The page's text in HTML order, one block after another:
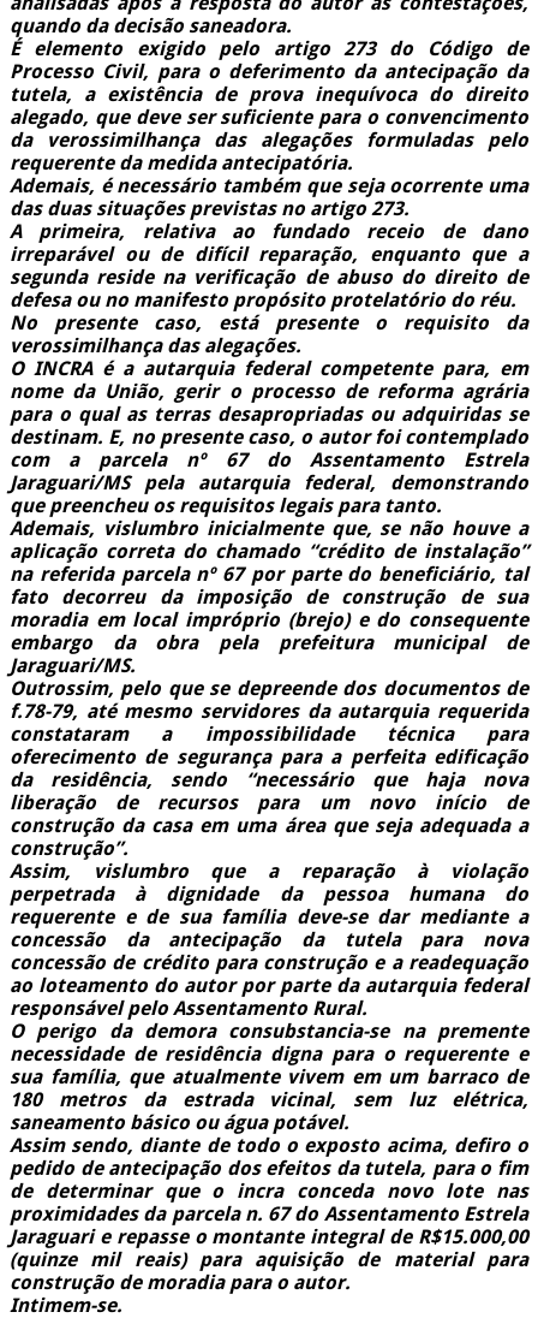
quando da decisão saneadora.
É elemento exigido pelo artigo 273 do Código de
Processo Civil, para o deferimento da antecipação da
tutela, a existência de prova inequívoca do direito
alegado, que deve ser suficiente para o convencimento
da verossimilhança das alegações formuladas pelo
requerente da medida antecipatória.
Ademais, é necessário também que seja ocorrente uma
das duas situações previstas no artigo 273.
A primeira, relativa ao fundado receio de dano
irreparável ou de difícil reparação, enquanto que a
segunda reside na verificação de abuso do direito de
defesa ou no manifesto propósito protelatório do réu.
No presente caso, está presente o requisito da
verossimilhança das alegações.
O INCRA é a autarquia federal competente para, em
nome da União, gerir o processo de reforma agrária
para o qual as terras desapropriadas ou adquiridas se
destinam. E, no presente caso, o autor foi contemplado
com a parcela nº 67 do Assentamento Estrela
Jaraguari/MS pela autarquia federal, demonstrando
que preencheu os requisitos legais para tanto.
Ademais, vislumbro inicialmente que, se não houve a
aplicação correta do chamado “crédito de instalação”
na referida parcela nº 67 por parte do beneficiário, tal
fato decorreu da imposição de construção de sua
moradia em local impróprio (brejo) e do consequente
embargo da obra pela prefeitura municipal de
Jaraguari/MS.
Outrossim, pelo que se depreende dos documentos de
f.78-79, até mesmo servidores da autarquia requerida
constataram a impossibilidade técnica para
oferecimento de segurança para a perfeita edificação
da residência, sendo “necessário que haja nova
liberação de recursos para um novo início de
construção da casa em uma área que seja adequada a
construção”.
Assim, vislumbro que a reparação à violação
perpetrada à dignidade da pessoa humana do
requerente e de sua família deve-se dar mediante a
concessão da antecipação da tutela para nova
concessão de crédito para construção e a readequação
ao loteamento do autor por parte da autarquia federal
responsável pelo Assentamento Rural.
O perigo da demora consubstancia-se na premente
necessidade de residência digna para o requerente e
sua família, que atualmente vivem em um barraco de
180 metros da estrada vicinal, sem luz elétrica,
saneamento básico ou água potável.
Assim sendo, diante de todo o exposto acima, defiro o
pedido de antecipação dos efeitos da tutela, para o fim
de determinar que o incra conceda novo lote nas
proximidades da parcela n. 67 do Assentamento Estrela
Jaraguari e repasse o montante integral de R$15.000,00
(quinze mil reais) para aquisição de material para
construção de moradia para o autor.
Intimem-se.